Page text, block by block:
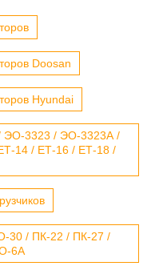
Doosan
Hyundai
ЭО-3323 / ЭО-3323А /
14 / ЕТ-16 / ЕТ-18 /
30 / ПК-22 / ПК-27 /
6А